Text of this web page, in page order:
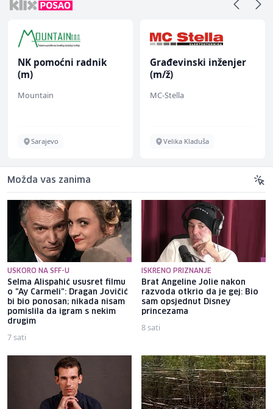
NK pomoćni radnik
(m)
Mountain
Sarajevo
Građevinski inženjer
(m/ž)
MC-Stella
Velika Kladuša
Možda vas zanima
USKORO NA SFF-U
Selma Alispahić ususret filmu
o "Ay Carmeli": Dragan Jovičić
bi bio ponosan; nikada nisam
pomislila da igram s nekim
drugim
7 sati
ISKRENO PRIZNANJE
Brat Angeline Jolie nakon
razvoda otkrio da je gej: Bio
sam opsjednut Disney
princezama
8 sati